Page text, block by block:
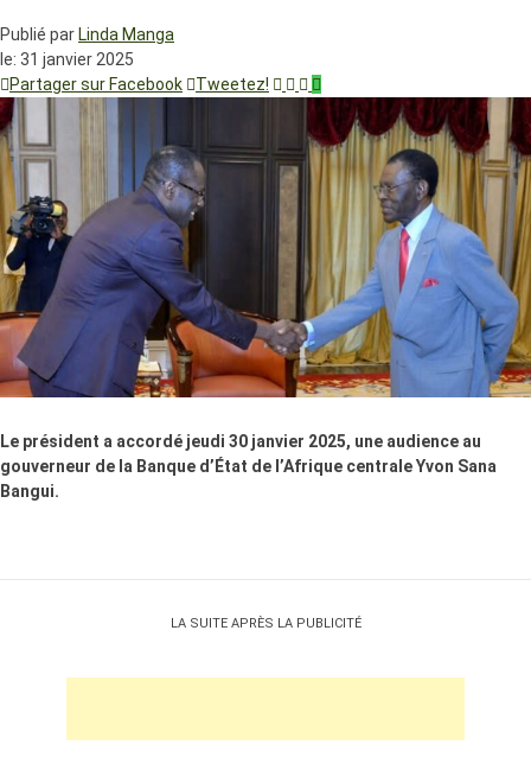
Publié par Linda Manga
le: 31 janvier 2025
Partager sur Facebook
Tweetez!
Le président a accordé jeudi 30 janvier 2025, une audience au
gouverneur de la Banque d’État de l’Afrique centrale Yvon Sana
Bangui.
LA SUITE APRÈS LA PUBLICITÉ